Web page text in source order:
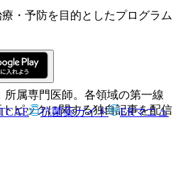
・予防を目的としたプログラム
抗菌薬ガイド
ERマニュ
所属専門医師。各領域の第一線
ピックに関する独自記事を配信